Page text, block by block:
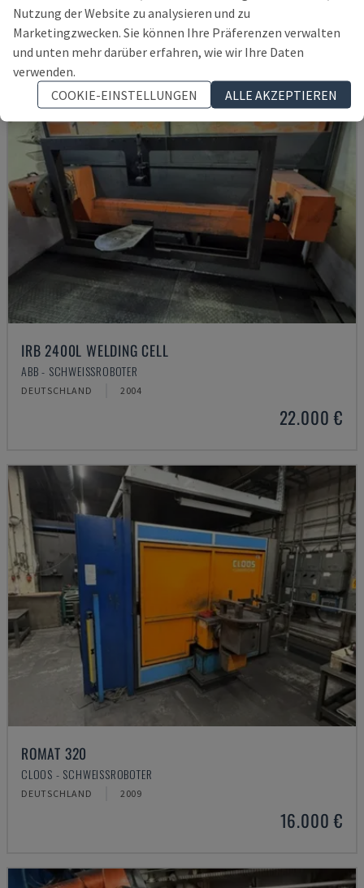
IRB 2400L WELDING CELL
ABB - SCHWEISSROBOTER
DEUTSCHLAND 2004
22.000 €
ROMAT 320
CLOOS - SCHWEISSROBOTER
DEUTSCHLAND 2009
16.000 €
Nutzung der Website zu analysieren und zu
Marketingzwecken. Sie können Ihre Präferenzen verwalten
und unten mehr darüber erfahren, wie wir Ihre Daten
verwenden.
COOKIE-EINSTELLUNGEN
ALLE AKZEPTIEREN